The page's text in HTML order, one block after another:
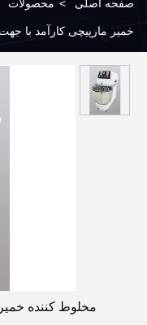
صفحه اصلی > محصولات
خمیر مارپیچی کارآمد
مخلوط کننده